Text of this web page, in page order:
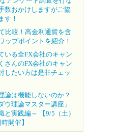
数おかけしますがご協
す！
比較！高金利通貨を含
ップポイントを紹介！
いる全FX会社のキャン
さんのFX会社のキャン
したい方は是非チェッ
論は機能しないのか？
ウ理論マスター講座」
と実践編～ 【9/5（土）
開催】